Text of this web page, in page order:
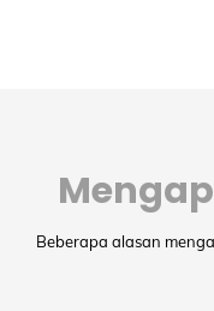
Beberapa alasan